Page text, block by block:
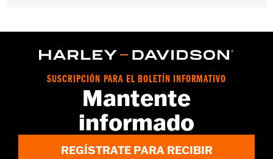
GARANTÍA:1 año de garantía limitada – Consultawww.h-
SUSCRIPCIÓN PARA EL BOLETÍN INFORMATIVO
Mantente
informado
REGÍSTRATE PARA RECIBIR